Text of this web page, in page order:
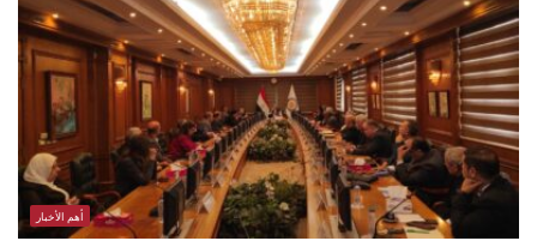
أهم الأخبار